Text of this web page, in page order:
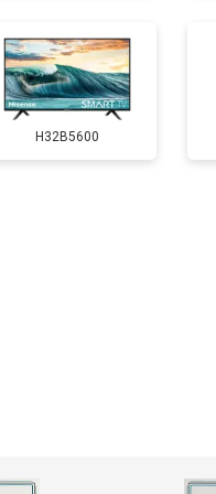
5200 ₽
3100 ₽
H32B5600